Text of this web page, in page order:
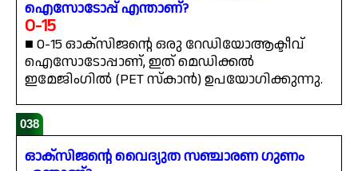
ഐസോടോപ്പ് എന്താണ്?
O-15
■ O-15 ഓക്സിജന്റെ ഒരു റേഡിയോആക്ടീവ്
ഐസോടോപ്പാണ്, ഇത് മെഡിക്കൽ
ഇമേജിംഗിൽ (PET സ്കാൻ) ഉപയോഗിക്കുന്നു.
038
ഓക്സിജന്റെ വൈദ്യുത സഞ്ചാരണ ഗുണം